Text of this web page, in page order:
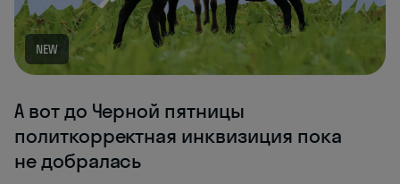
NEW
А вот до Черной пятницы
политкорректная инквизиция пока
не добралась